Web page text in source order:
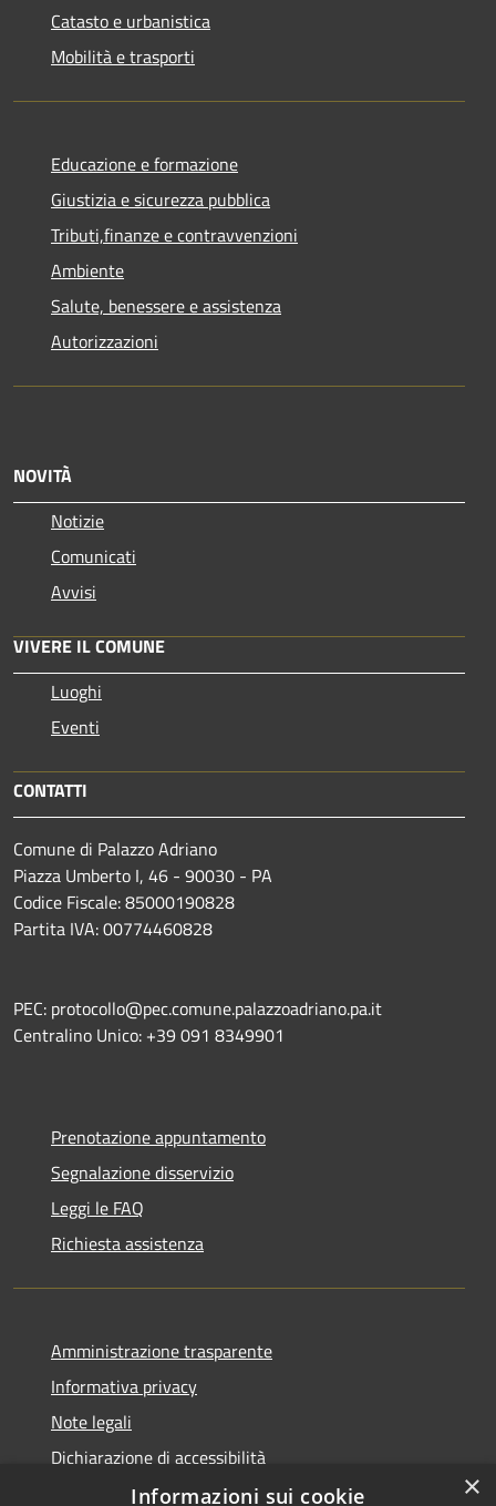
Catasto e urbanistica
Mobilità e trasporti
Educazione e formazione
Giustizia e sicurezza pubblica
Tributi,finanze e contravvenzioni
Ambiente
Salute, benessere e assistenza
Autorizzazioni
NOVITÀ
Notizie
Comunicati
Avvisi
VIVERE IL COMUNE
Luoghi
Eventi
CONTATTI
Comune di Palazzo Adriano
Piazza Umberto I, 46 - 90030 - PA
Codice Fiscale: 85000190828
Partita IVA: 00774460828
PEC: protocollo@pec.comune.palazzoadriano.pa.it
Centralino Unico: +39 091 8349901
Prenotazione appuntamento
Segnalazione disservizio
Leggi le FAQ
Richiesta assistenza
Amministrazione trasparente
Informativa privacy
Note legali
Dichiarazione di accessibilità
×
Informazioni sui cookie